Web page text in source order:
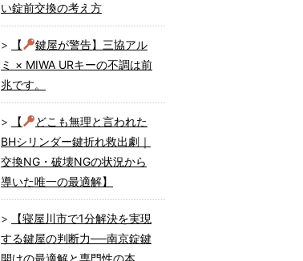
い錠前交換の考え方
【
鍵屋が警告】三協アル
ミ × MIWA URキーの不調は前
兆です。
【
どこも無理と言われた
BHシリンダー鍵折れ救出劇｜
交換NG・破壊NGの状況から
導いた唯一の最適解】
【寝屋川市で1分解決を実現
する鍵屋の判断力──南京錠鍵
開けの最適解と専門性の本